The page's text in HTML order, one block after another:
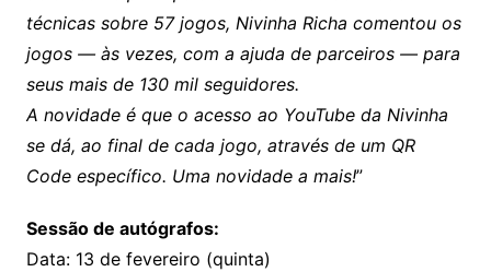
técnicas sobre 57 jogos, Nivinha Richa comentou os
jogos — às vezes, com a ajuda de parceiros — para
seus mais de 130 mil seguidores.
A novidade é que o acesso ao YouTube da Nivinha
se dá, ao final de cada jogo, através de um QR
Code específico. Uma novidade a mais!”
Sessão de autógrafos:
Data: 13 de fevereiro (quinta)